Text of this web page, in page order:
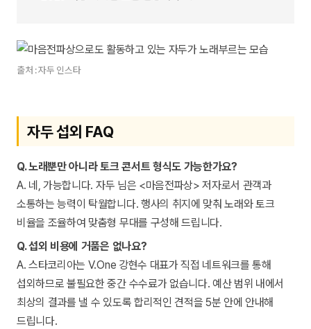
출처 : 자두 인스타
자두 섭외 FAQ
Q. 노래뿐만 아니라 토크 콘서트 형식도 가능한가요?
A. 네, 가능합니다. 자두 님은 <마음전파상> 저자로서 관객과
소통하는 능력이 탁월합니다. 행사의 취지에 맞춰 노래와 토크
비율을 조율하여 맞춤형 무대를 구성해 드립니다.
Q. 섭외 비용에 거품은 없나요?
A. 스타코리아는 V.One 강현수 대표가 직접 네트워크를 통해
섭외하므로 불필요한 중간 수수료가 없습니다. 예산 범위 내에서
최상의 결과를 낼 수 있도록 합리적인 견적을 5분 안에 안내해
드립니다.